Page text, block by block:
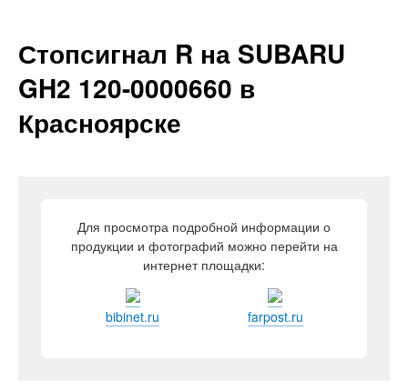
Стопсигнал R на SUBARU
GH2 120-0000660 в
Красноярске
Для просмотра подробной информации о
продукции и фотографий можно перейти на
интернет площадки:
bibinet.ru farpost.ru